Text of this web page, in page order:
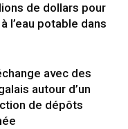
de dollars pour
l’eau potable dans
avec des
autour d’un
de dépôts